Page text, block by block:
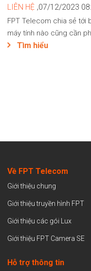
LIÊN HỆ ,07/12/2023
FPT Telecom chia sẻ tới
máy tính nào cũng cần
Tìm hiểu
Về FPT Telecom
Giới thiệu chung
Giới thiệu truyền hình FPT
Giới thiệu các gói Lux
Giới thiệu FPT Camera SE
Hỗ trợ thông tin